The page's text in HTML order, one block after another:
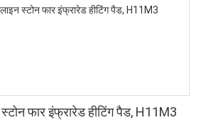
फार इंफ्रारेड हीटिंग पैड, H11M3